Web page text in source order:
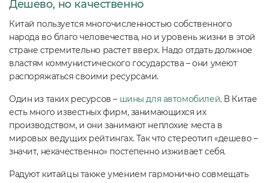
Дешево, но качественно
Китай пользуется многочисленностью собственного
народа во благо человечества, но и уровень жизни в этой
стране стремительно растет вверх. Надо отдать должное
властям коммунистического государства – они умеют
распоряжаться своими ресурсами.
Один из таких ресурсов – шины для автомобилей. В Китае
есть много известных фирм, занимающихся их
производством, и они занимают неплохие места в
мировых ведущих рейтингах. Так что стереотип «дешево –
значит, некачественно» постепенно изживает себя.
Радуют китайцы также умением гармонично совмещать